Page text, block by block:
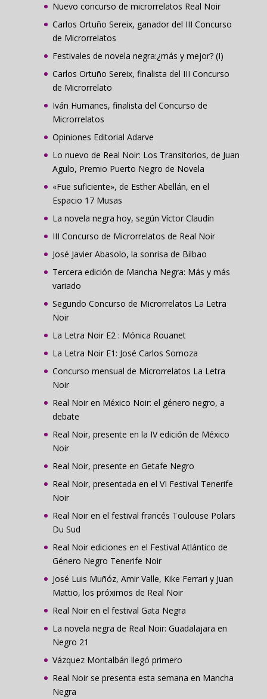
Nuevo concurso de microrrelatos Real Noir
Carlos Ortuño Sereix, ganador del III Concurso
de Microrrelatos
Festivales de novela negra:¿más y mejor? (I)
Carlos Ortuño Sereix, finalista del III Concurso
de Microrrelato
Iván Humanes, finalista del Concurso de
Microrrelatos
Opiniones Editorial Adarve
Lo nuevo de Real Noir: Los Transitorios, de Juan
Agulo, Premio Puerto Negro de Novela
«Fue suficiente», de Esther Abellán, en el
Espacio 17 Musas
La novela negra hoy, según Víctor Claudín
III Concurso de Microrrelatos de Real Noir
José Javier Abasolo, la sonrisa de Bilbao
Tercera edición de Mancha Negra: Más y más
variado
Segundo Concurso de Microrrelatos La Letra
Noir
La Letra Noir E2 : Mónica Rouanet
La Letra Noir E1: José Carlos Somoza
Concurso mensual de Microrrelatos La Letra
Noir
Real Noir en México Noir: el género negro, a
debate
Real Noir, presente en la IV edición de México
Noir
Real Noir, presente en Getafe Negro
Real Noir, presentada en el VI Festival Tenerife
Noir
Real Noir en el festival francés Toulouse Polars
Du Sud
Real Noir ediciones en el Festival Atlántico de
Género Negro Tenerife Noir
José Luis Muñóz, Amir Valle, Kike Ferrari y Juan
Mattio, los próximos de Real Noir
Real Noir en el festival Gata Negra
La novela negra de Real Noir: Guadalajara en
Negro 21
Vázquez Montalbán llegó primero
Real Noir se presenta esta semana en Mancha
Negra